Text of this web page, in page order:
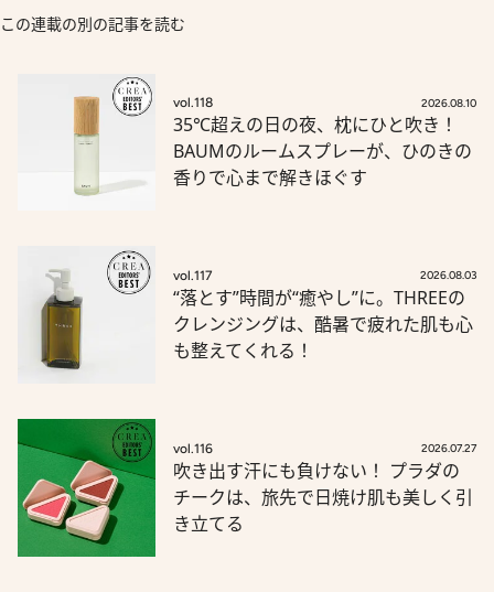
この連載の別の記事を読む
vol.118 2026.08.10
35℃超えの日の夜、枕にひと吹き！
BAUMのルームスプレーが、ひのきの
香りで心まで解きほぐす
vol.117 2026.08.03
“落とす”時間が“癒やし”に。THREEの
クレンジングは、酷暑で疲れた肌も心
も整えてくれる！
vol.116 2026.07.27
吹き出す汗にも負けない！ プラダの
チークは、旅先で日焼け肌も美しく引
き立てる